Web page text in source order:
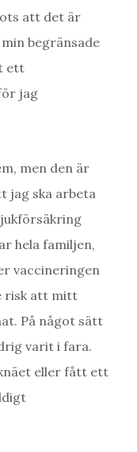
att det är
begränsade
ett
jag
men den är
jag ska arbeta
hela familjen,
vaccineringen
risk att mitt
På något sätt
varit i fara.
eller fått ett